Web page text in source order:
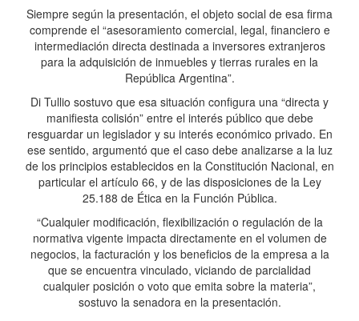
Siempre según la presentación, el objeto social de esa firma
comprende el “asesoramiento comercial, legal, financiero e
intermediación directa destinada a inversores extranjeros
para la adquisición de inmuebles y tierras rurales en la
República Argentina”.
Di Tullio sostuvo que esa situación configura una “directa y
manifiesta colisión” entre el interés público que debe
resguardar un legislador y su interés económico privado. En
ese sentido, argumentó que el caso debe analizarse a la luz
de los principios establecidos en la Constitución Nacional, en
particular el artículo 66, y de las disposiciones de la Ley
25.188 de Ética en la Función Pública.
“Cualquier modificación, flexibilización o regulación de la
normativa vigente impacta directamente en el volumen de
negocios, la facturación y los beneficios de la empresa a la
que se encuentra vinculado, viciando de parcialidad
cualquier posición o voto que emita sobre la materia”,
sostuvo la senadora en la presentación.